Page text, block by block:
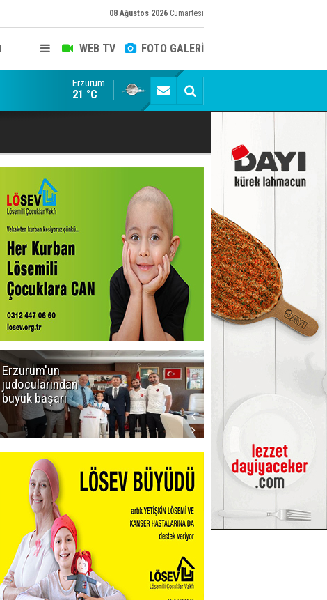
08 Ağustos 2026 Cumartesi
WEB TV FOTO GALERİ
Konuşanlar'a katıldı, söyledikleri başına iş açtı!
Erzurum
21 °C
Erzurum'un
judocularından
büyük başarı